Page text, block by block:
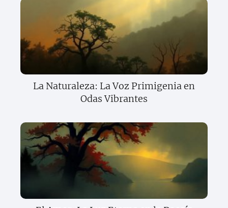
La Naturaleza: La Voz Primigenia en
Odas Vibrantes